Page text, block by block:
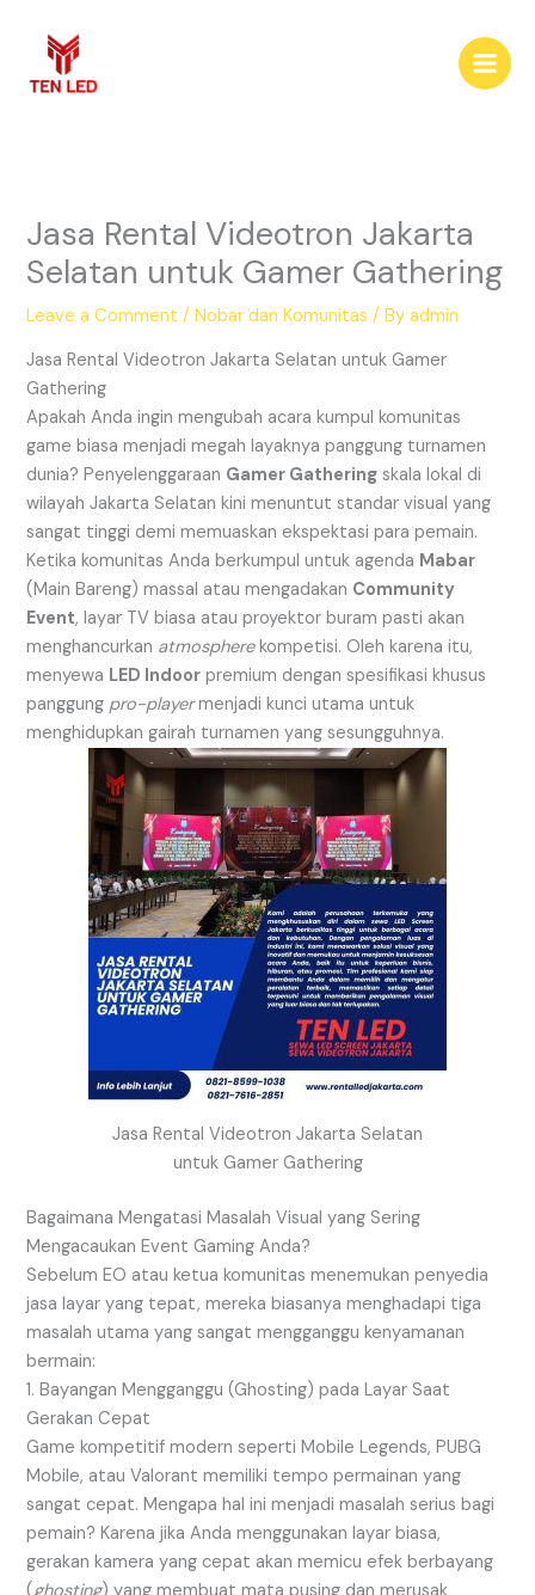
content
Jasa Rental Videotron Jakarta
Selatan untuk Gamer Gathering
Leave a Comment /Nobar dan Komunitas / Byadmin
Jasa Rental Videotron Jakarta Selatan untuk Gamer
Gathering
Apakah Anda ingin mengubah acara kumpul komunitas
game biasa menjadi megah layaknya panggung turnamen
dunia? Penyelenggaraan Gamer Gathering skala lokal di
wilayah Jakarta Selatan kini menuntut standar visual yang
sangat tinggi demi memuaskan ekspektasi para pemain.
Ketika komunitas Anda berkumpul untuk agenda Mabar
(Main Bareng) massal atau mengadakan Community
Event, layar TV biasa atau proyektor buram pasti akan
menghancurkan atmospherekompetisi. Oleh karena itu,
menyewa LED Indoor premium dengan spesifikasi khusus
panggung pro-playermenjadi kunci utama untuk
menghidupkan gairah turnamen yang sesungguhnya.
Jasa Rental Videotron Jakarta Selatan
untuk Gamer Gathering
Bagaimana Mengatasi Masalah Visual yang Sering
Mengacaukan Event Gaming Anda?
Sebelum EO atau ketua komunitas menemukan penyedia
jasa layar yang tepat, mereka biasanya menghadapi tiga
masalah utama yang sangat mengganggu kenyamanan
bermain:
1. Bayangan Mengganggu (Ghosting) pada Layar Saat
Gerakan Cepat
Game kompetitif modern seperti Mobile Legends, PUBG
Mobile, atau Valorant memiliki tempo permainan yang
sangat cepat. Mengapa hal ini menjadi masalah serius bagi
pemain? Karena jika Anda menggunakan layar biasa,
gerakan kamera yang cepat akan memicu efek berbayang
(ghosting) yang membuat mata pusing dan merusak